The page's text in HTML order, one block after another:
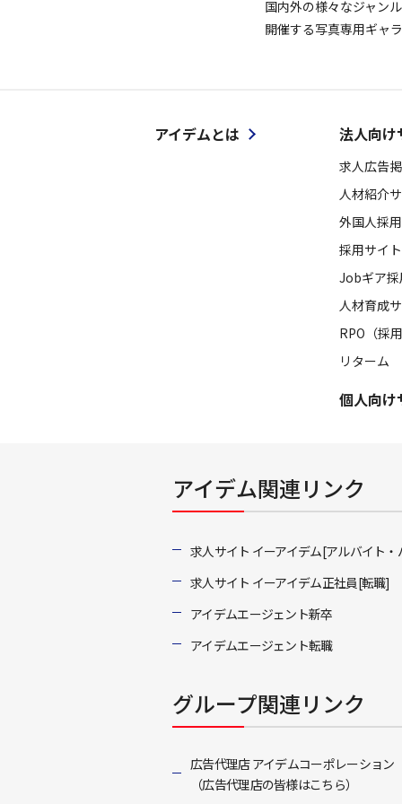
国内外の様々なジャン
開催する写真専用ギャ
アイデムとは 法人向け
求人広告
人材紹介
外国人採用
採用サイ
Jobギア
人材育成
RPO（採
リターム
個人向け
アイデム関連リンク
求人サイト イーアイデム[アルバイト
求人サイト イーアイデム正社員[転職]
アイデムエージェント新卒
アイデムエージェント転職
グループ関連リンク
広告代理店 アイデムコーポレーション
（広告代理店の皆様はこちら）